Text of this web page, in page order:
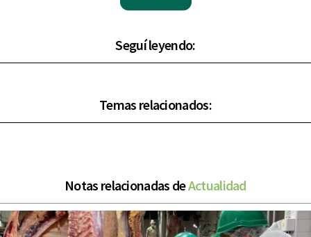
Seguí leyendo:
Temas relacionados:
Notas relacionadas deActualidad